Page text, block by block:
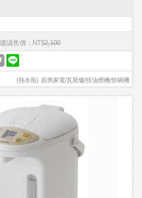
建議售價：NT$2,100
廚房家電/瓦斯爐/排油煙機/烘碗機
(熱水瓶)